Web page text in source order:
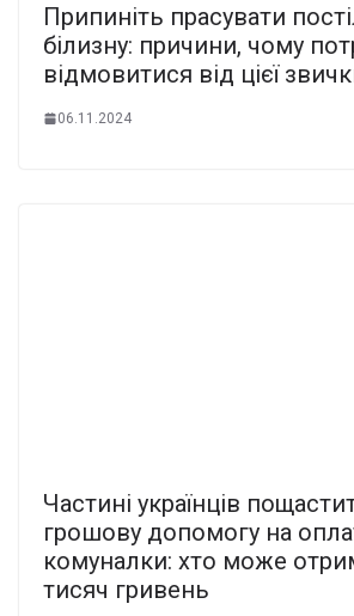
Припиніть прасувати
білизну: причини, чому
відмовитися від цієї
06.11.2024
Частині українців
грошову допомогу на
комуналки: хто може
тисяч гривень